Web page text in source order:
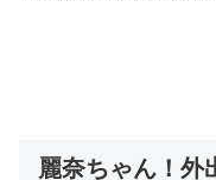
麗奈ちゃん！外